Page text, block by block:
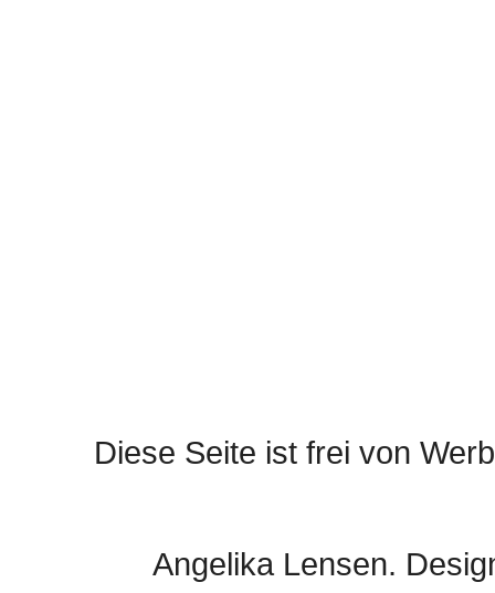
Diese Seite ist frei von
Angelika Lensen.